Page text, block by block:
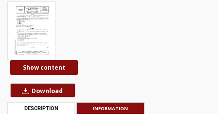
Show content
Download
DESCRIPTION INFORMATION